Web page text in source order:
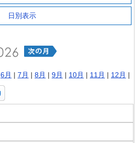
日別表示
6月 | 7月 | 8月 | 9月 | 10月 | 11月 | 12月 |